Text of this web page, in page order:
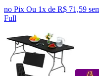
no Pix Ou 1x de R$ 71,59
Full